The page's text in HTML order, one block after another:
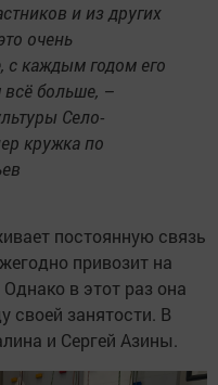
и из других
очень
с каждым годом его
всё больше, –
Село-
кружка по
постоянную связь
привозит на
в этот раз она
своей занятости. В
и Сергей Азины.